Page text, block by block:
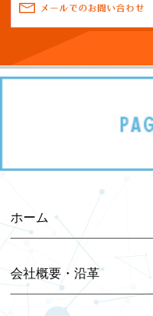
2025年10月 (3)
2025年09月 (1)
2025年07月 (1)
2025年06月 (3)
2025年02月 (1)
ホーム
会社概要・沿革